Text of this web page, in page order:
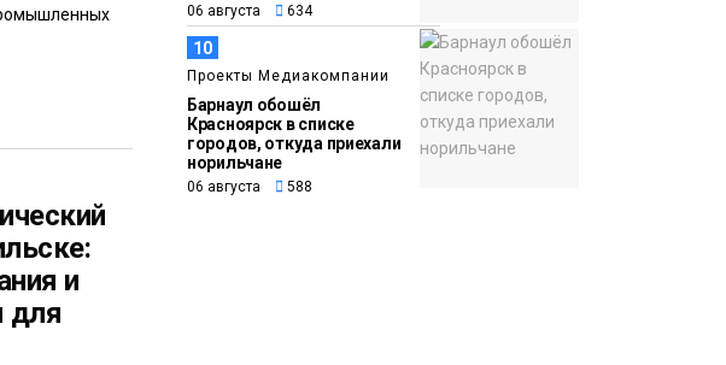
и
для
06 августа 634
10
Проекты Медиакомпании
Барнаул обошёл
Красноярск в списке
городов, откуда приехали
норильчане
06 августа 588